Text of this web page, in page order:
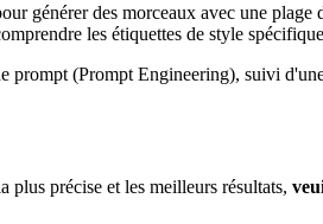
générer des morceaux avec une
les étiquettes de style
prompt (Prompt Engineering), suivi
plus précise et les meilleurs résultats,